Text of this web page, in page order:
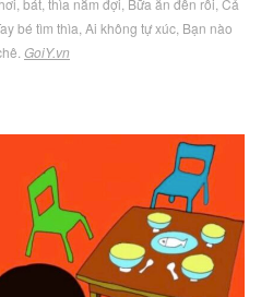
bát, thìa nằm đợi, Bữa ăn đến rồi, Cả
bé tìm thìa, Ai không tự xúc, Bạn nào
GoiY.vn